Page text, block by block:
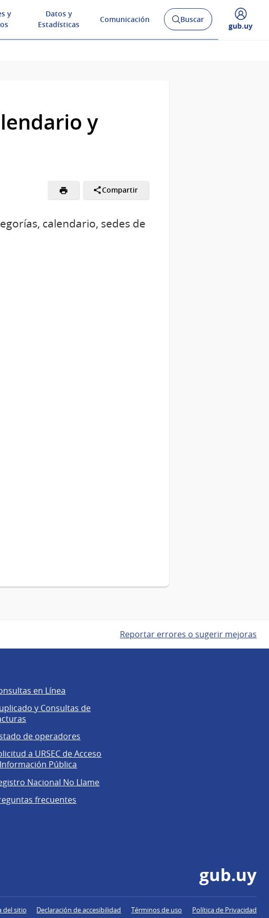
y
Datos y
Estadísticas
Comunicación
AbrirBuscar
Desplegar
gub.uy
y
Compartir
calendario, sedes de
Reportar errores o sugerir mejoras
en Línea
y Consultas de
de operadores
a URSEC de Acceso
Pública
Nacional No Llame
frecuentes
gub.uy
del sitio Declaración de accesibilidad Términos de uso Política de Privacidad